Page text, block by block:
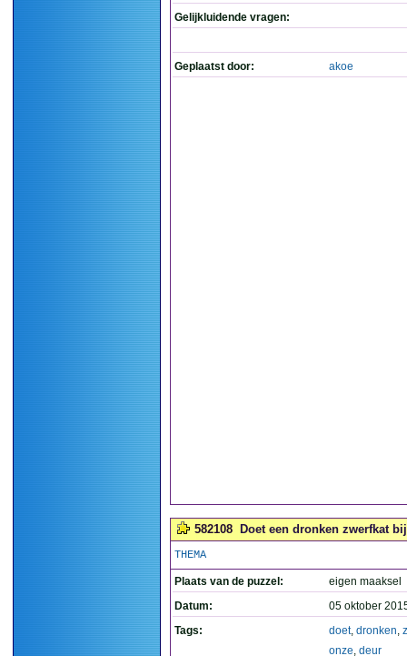
Gelijkluidende vragen:
Geplaatst door: akoe
582108 Doet een dronken zwerfkat
THEMA
Plaats van de puzzel:
eigen maaksel
Datum:
05 oktober
Tags:
doet, dronken,
onze, deur